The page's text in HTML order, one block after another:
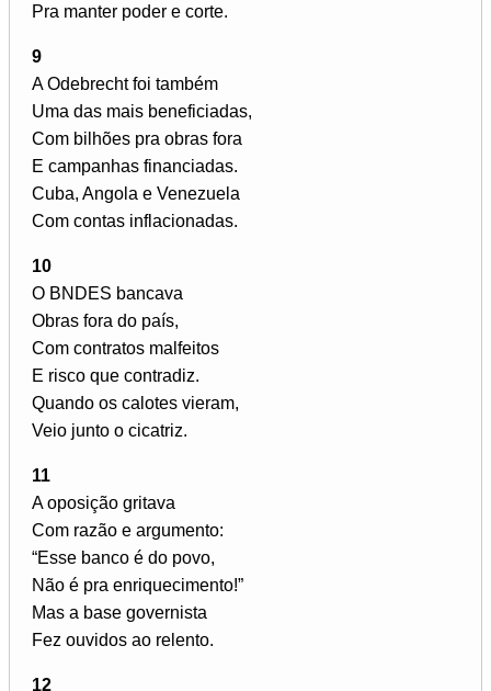
Pra manter poder e corte.
9
A Odebrecht foi também
Uma das mais beneficiadas,
Com bilhões pra obras fora
E campanhas financiadas.
Cuba, Angola e Venezuela
Com contas inflacionadas.
10
O BNDES bancava
Obras fora do país,
Com contratos malfeitos
E risco que contradiz.
Quando os calotes vieram,
Veio junto o cicatriz.
11
A oposição gritava
Com razão e argumento:
“Esse banco é do povo,
Não é pra enriquecimento!”
Mas a base governista
Fez ouvidos ao relento.
12